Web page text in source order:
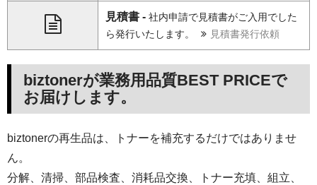
見積書 - 社内申請で見積書がご入用でした
ら発行いたします。
見積書発行依頼
biztonerが業務用品質BEST PRICEで
お届けします。
biztonerの再生品は、トナーを補充するだけではありませ
ん。
分解、清掃、部品検査、消耗品交換、トナー充填、組立、